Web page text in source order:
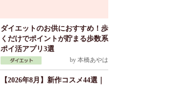
ダイエットのお供におすすめ！歩
くだけでポイントが貯まる歩数系
ポイ活アプリ3選
by 本橋あやは
【2026年8月】新作コスメ44選｜